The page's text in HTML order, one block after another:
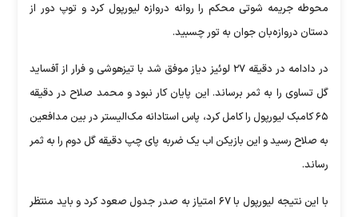
محوطه جریمه شوتی محکم را روانه دروازه لیورپول کرد و توپ دور از
دستان دروازه‌بان جوان به تور چسبید.
در دادامه در دقیقه ۲۷ لوئیز دیاز موفق شد با تیزهوشی و فرار از آفساید
گل تساوی را به ثمر برساند. این پایان کار نبود و محمد صلاح در دقیقه
۶۵ کامبک لیورپول را کامل کرد، پاس استادانه مک‌الیستر در بین مدافعین
به صلاح رسید و این بازیکن اب یک ضربه پای چپ دقیقه گل دوم را به ثمر
رساند.
با این نتیجه لیورپول با ۶۷ امتیاز به صدر جدول صعود کرد و باید منتظر